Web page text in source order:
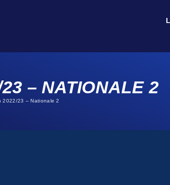
– NATIONALE 2
2022/23 – Nationale 2